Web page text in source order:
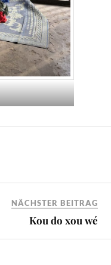
NÄCHSTER BEITRAG
Kou do xou wé